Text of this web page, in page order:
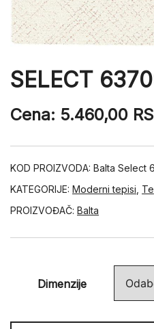
SELECT
Cena: 5.460,00
KOD PROIZVODA: Balta Select
KATEGORIJE: Moderni tepisi
PROIZVOĐAČ: Balta
Dimenzije